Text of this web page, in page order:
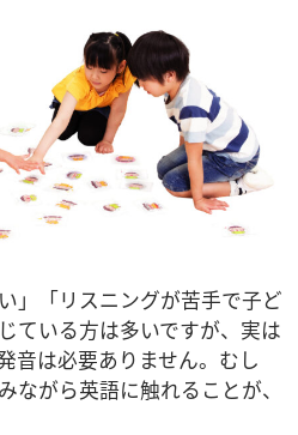
」「リスニングが苦手で子ど
ている方は多いですが、実は
音は必要ありません。むし
ながら英語に触れることが、